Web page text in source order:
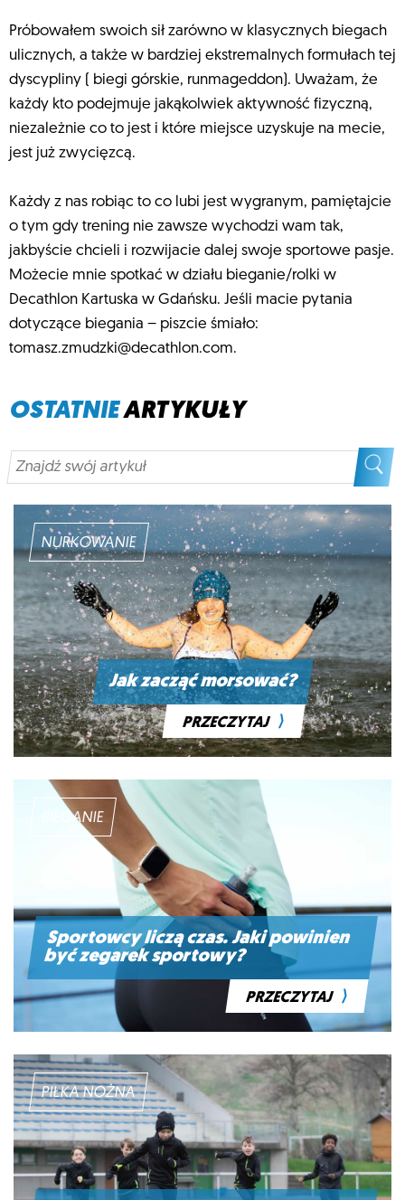
Próbowałem swoich sił zarówno w klasycznych biegach
ulicznych, a także w bardziej ekstremalnych formułach tej
dyscypliny ( biegi górskie, runmageddon). Uważam, że
każdy kto podejmuje jakąkolwiek aktywność fizyczną,
niezależnie co to jest i które miejsce uzyskuje na mecie,
jest już zwycięzcą.
Każdy z nas robiąc to co lubi jest wygranym, pamiętajcie
o tym gdy trening nie zawsze wychodzi wam tak,
jakbyście chcieli i rozwijacie dalej swoje sportowe pasje.
Możecie mnie spotkać w działu bieganie/rolki w
Decathlon Kartuska w Gdańsku. Jeśli macie pytania
dotyczące biegania – piszcie śmiało:
tomasz.zmudzki@decathlon.com.
OSTATNIEARTYKUŁY
NURKOWANIE
Jak zacząć morsować?
PRZECZYTAJ ⟩
BIEGANIE
Sportowcy liczą czas. Jaki powinien
być zegarek sportowy?
PRZECZYTAJ ⟩
PIŁKA NOŻNA